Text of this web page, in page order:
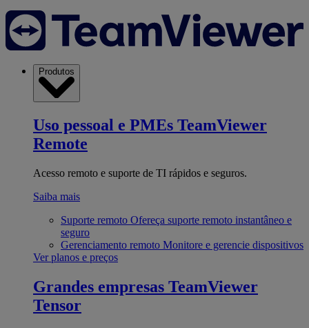
Produtos
Uso pessoal e PMEs TeamViewer
Remote
Acesso remoto e suporte de TI rápidos e seguros.
Saiba mais
Suporte remoto Ofereça suporte remoto instantâneo e
seguro
Gerenciamento remoto Monitore e gerencie dispositivos
Ver planos e preços
Grandes empresas TeamViewer
Tensor